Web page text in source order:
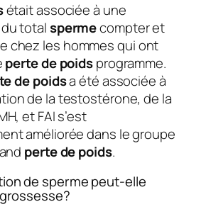
était associée à une
totalspermecompter et
chez les hommes qui ont
perte de poidsprogramme.
de poidsa été associée à
de la testostérone, de la
et FAI s’est
améliorée dans le groupe
perte de poids.
de sperme peut-elle